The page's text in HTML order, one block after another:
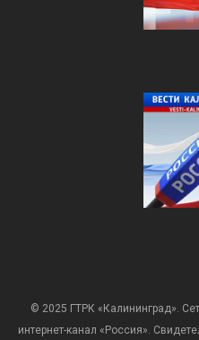
© 2025 ГТРК «Калининград».
интернет-канал «Россия».